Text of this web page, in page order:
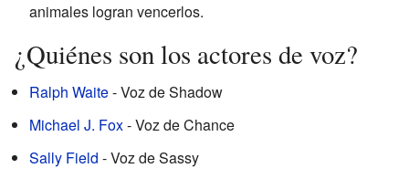
animales logran vencerlos.
¿Quiénes son los actores de voz?
Ralph Waite- Voz de Shadow
Michael J. Fox- Voz de Chance
Sally Field - Voz de Sassy